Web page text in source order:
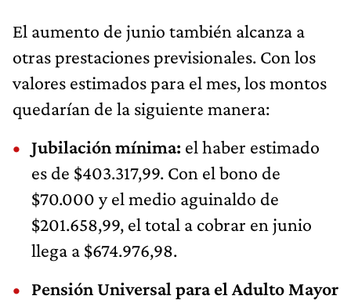
El aumento de junio también alcanza a
otras prestaciones previsionales. Con los
valores estimados para el mes, los montos
quedarían de la siguiente manera:
Jubilación mínima: el haber estimado
es de $403.317,99. Con el bono de
$70.000 y el medio aguinaldo de
$201.658,99, el total a cobrar en junio
llega a $674.976,98.
Pensión Universal para el Adulto Mayor